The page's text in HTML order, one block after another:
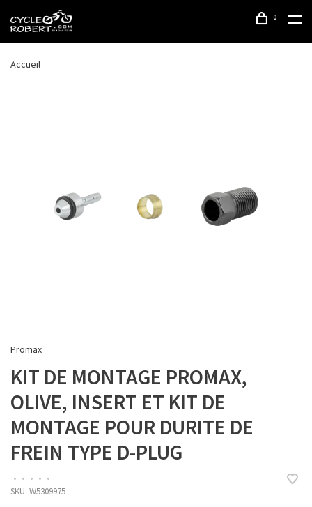
0
Accueil
Promax
KIT DE MONTAGE PROMAX,
OLIVE, INSERT ET KIT DE
MONTAGE POUR DURITE DE
FREIN TYPE D-PLUG
• • • • •
SKU: W5309975